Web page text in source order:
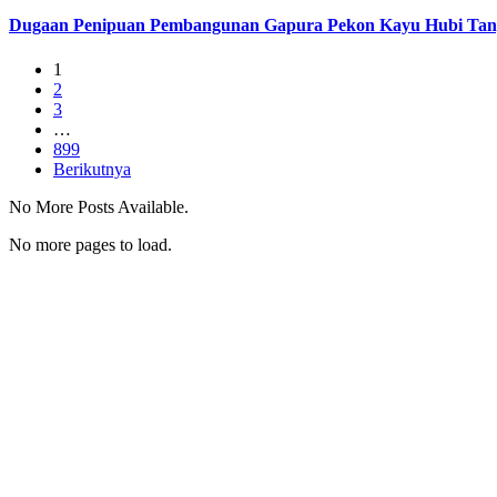
Dugaan Penipuan Pembangunan Gapura Pekon Kayu Hubi
1
2
3
…
899
Berikutnya
No More Posts Available.
No more pages to load.